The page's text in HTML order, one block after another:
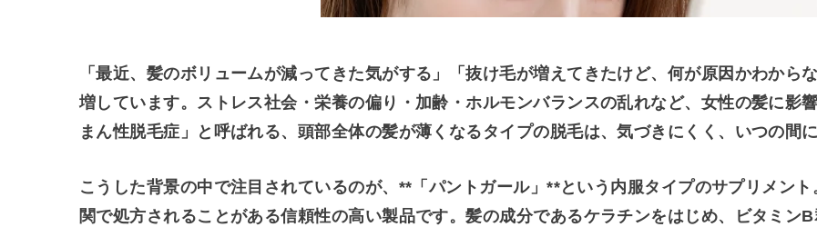
「最近、髪のボリュームが減ってきた気がする」「抜け毛が増えてきたけど、何が原因かわか
増しています。ストレス社会・栄養の偏り・加齢・ホルモンバランスの乱れなど、女性の髪に影
まん性脱毛症」と呼ばれる、頭部全体の髪が薄くなるタイプの脱毛は、気づきにくく、いつの間
こうした背景の中で注目されているのが、**「パントガール」**という内服タイプのサプリメン
関で処方されることがある信頼性の高い製品です。髪の成分であるケラチンをはじめ、ビタミン